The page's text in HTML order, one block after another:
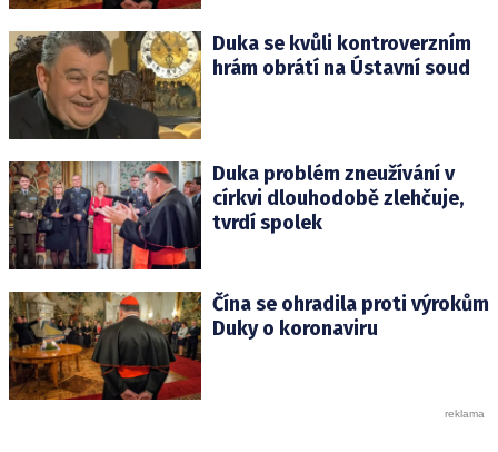
Duka se kvůli kontroverzním
hrám obrátí na Ústavní soud
Duka problém zneužívání v
církvi dlouhodobě zlehčuje,
tvrdí spolek
Čína se ohradila proti výrokům
Duky o koronaviru